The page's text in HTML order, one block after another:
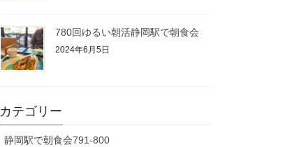
780回ゆるい朝活静岡駅で朝食会
2024年6月5日
カテゴリー
静岡駅で朝食会791-800